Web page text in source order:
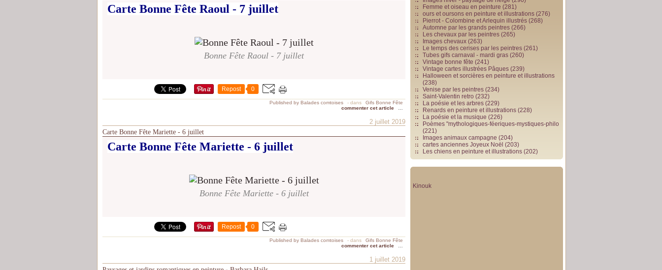
Carte Bonne Fête Raoul - 7 juillet
Bonne Fête Raoul - 7 juillet
Repost 0
Published by Balades comtoises - dans
Gifs Bonne Fête
commenter cet article
2 juillet 2019
Carte Bonne Fête Mariette - 6 juillet
Carte Bonne Fête Mariette - 6 juillet
Bonne Fête Mariette - 6 juillet
Repost 0
Published by Balades comtoises - dans
Gifs Bonne Fête
commenter cet article
1 juillet 2019
Femme et oiseau en peinture (281)
ours et oursons en peinture et illustrations (276)
Pierrot - Colombine et Arlequin illustrés (268)
Automne par les grands peintres (266)
Les chevaux par les peintres (265)
Images chevaux (263)
Le temps des cerises par les peintres (261)
Tubes gifs carnaval - mardi gras (260)
Vintage bonne fête (241)
Vintage cartes illustrées Pâques (239)
Halloween et sorcières en peinture et illustrations
(238)
Venise par les peintres (234)
Saint-Valentin retro (232)
La poésie et les arbres (229)
Renards en peinture et illustrations (228)
La poésie et la musique (226)
Poèmes "mythologiques-féeriques-mystiques-philo
(221)
Images animaux campagne (204)
cartes anciennes Joyeux Noël (203)
Les chiens en peinture et illustrations (202)
Kinouk